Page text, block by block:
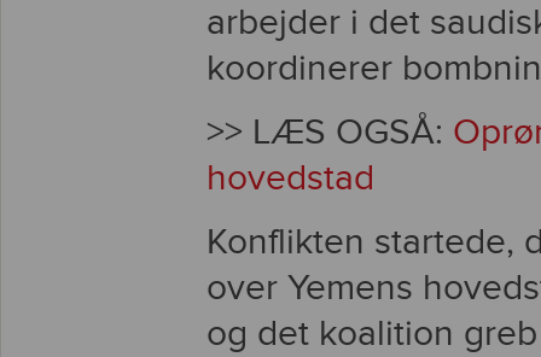
arbejder i det
koordinerer
>> LÆS OGSÅ:
hovedstad
Konflikten startede,
over Yemens
og det koalition